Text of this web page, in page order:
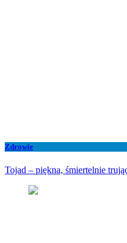
Zdrowie
Tojad – piękna, śmiertelnie